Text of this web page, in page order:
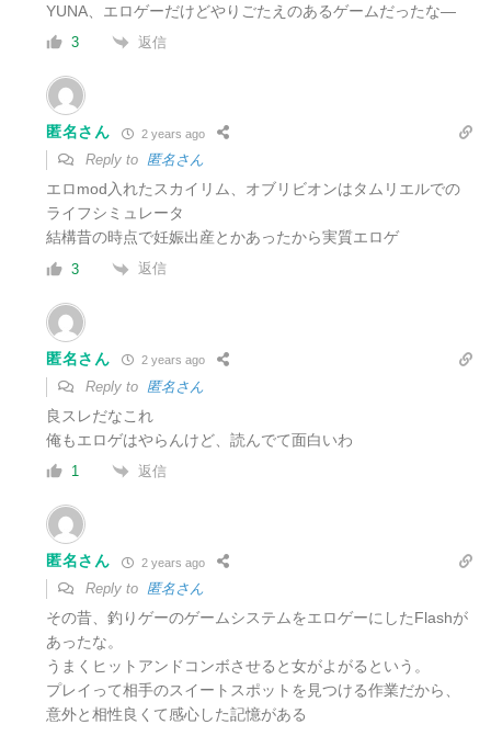
YUNA、エロゲーだけどやりごたえのあるゲームだったな―
3 返信
匿名さん 2 years ago
Reply to 匿名さん
エロmod入れたスカイリム、オブリビオンはタムリエルでの
ライフシミュレータ
結構昔の時点で妊娠出産とかあったから実質エロゲ
3 返信
匿名さん 2 years ago
Reply to 匿名さん
良スレだなこれ
俺もエロゲはやらんけど、読んでて面白いわ
1 返信
匿名さん 2 years ago
Reply to 匿名さん
その昔、釣りゲーのゲームシステムをエロゲーにしたFlashが
あったな。
うまくヒットアンドコンボさせると女がよがるという。
プレイって相手のスイートスポットを見つける作業だから、
意外と相性良くて感心した記憶がある